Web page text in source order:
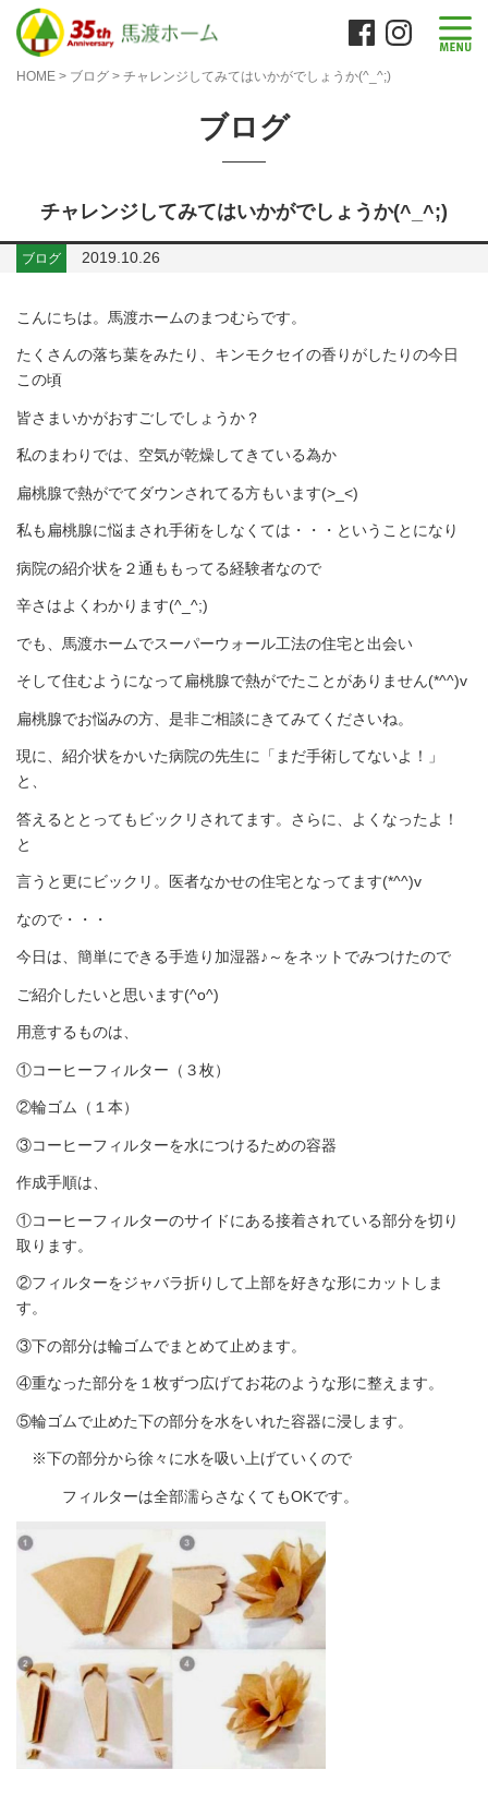
HOME > ブログ > チャレンジしてみてはいかがでしょうか(^_^;)
ブログ
チャレンジしてみてはいかがでしょうか(^_^;)
ブログ 2019.10.26
こんにちは。馬渡ホームのまつむらです。
たくさんの落ち葉をみたり、キンモクセイの香りがしたりの今日
この頃
皆さまいかがおすごしでしょうか？
私のまわりでは、空気が乾燥してきている為か
扁桃腺で熱がでてダウンされてる方もいます(>_<)
私も扁桃腺に悩まされ手術をしなくては・・・ということになり
病院の紹介状を２通ももってる経験者なので
辛さはよくわかります(^_^;)
でも、馬渡ホームでスーパーウォール工法の住宅と出会い
そして住むようになって扁桃腺で熱がでたことがありません(*^^)v
扁桃腺でお悩みの方、是非ご相談にきてみてくださいね。
現に、紹介状をかいた病院の先生に「まだ手術してないよ！」
と、
答えるととってもビックリされてます。さらに、よくなったよ！
と
言うと更にビックリ。医者なかせの住宅となってます(*^^)v
なので・・・
今日は、簡単にできる手造り加湿器♪～をネットでみつけたので
ご紹介したいと思います(^o^)
用意するものは、
①コーヒーフィルター（３枚）
②輪ゴム（１本）
③コーヒーフィルターを水につけるための容器
作成手順は、
①コーヒーフィルターのサイドにある接着されている部分を切り
取ります。
②フィルターをジャバラ折りして上部を好きな形にカットしま
す。
③下の部分は輪ゴムでまとめて止めます。
④重なった部分を１枚ずつ広げてお花のような形に整えます。
⑤輪ゴムで止めた下の部分を水をいれた容器に浸します。
※下の部分から徐々に水を吸い上げていくので
フィルターは全部濡らさなくてもOKです。